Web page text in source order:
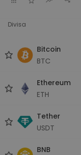
Divisa
Bitcoin
BTC
Ethereum
ETH
Tether
USDT
BNB